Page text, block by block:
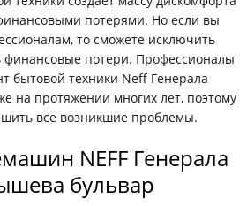
потерями. Но если вы
то сможете исключить
финансовые потери. Профессионалы
бытовой техники Neff Генерала
на протяжении многих лет, поэтому
все возникшие проблемы.
NEFF Генерала
бульвар